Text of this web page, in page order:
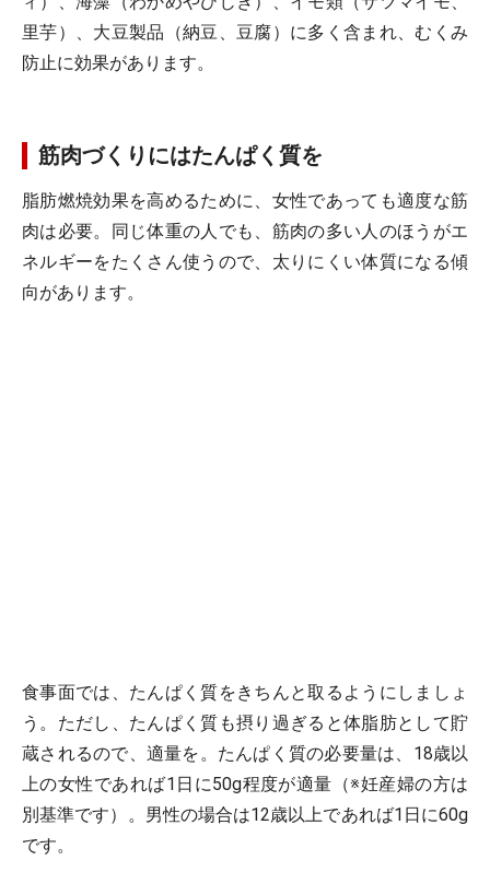
里芋）、大豆製品（納豆、豆腐）に多く含まれ、むくみ
防止に効果があります。
筋肉づくりにはたんぱく質を
脂肪燃焼効果を高めるために、女性であっても適度な筋
肉は必要。同じ体重の人でも、筋肉の多い人のほうがエ
ネルギーをたくさん使うので、太りにくい体質になる傾
向があります。
食事面では、たんぱく質をきちんと取るようにしましょ
う。ただし、たんぱく質も摂り過ぎると体脂肪として貯
蔵されるので、適量を。たんぱく質の必要量は、18歳以
上の女性であれば1日に50g程度が適量（※妊産婦の方は
別基準です）。男性の場合は12歳以上であれば1日に60g
です。